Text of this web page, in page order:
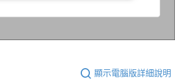
顯示電腦版詳細說明